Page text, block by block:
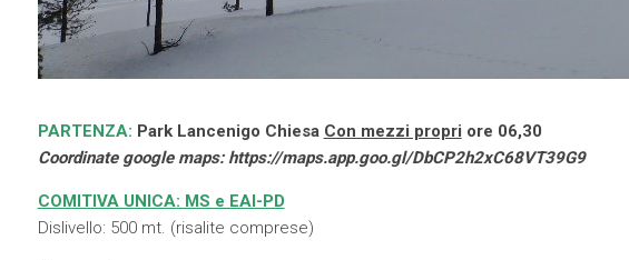
PARTENZA: Park Lancenigo Chiesa Con mezzi propri ore 06,30
Coordinate google maps: https://maps.app.goo.gl/DbCP2h2xC68VT39G9
COMITIVA UNICA: MS e EAI-PD
Dislivello: 500 mt. (risalite comprese)